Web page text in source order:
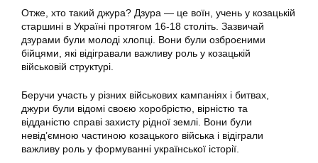
Отже, хто такий джура? Дзура — це воїн, учень у козацькій
старшині в Україні протягом 16-18 століть. Зазвичай
дзурами були молоді хлопці. Вони були озброєними
бійцями, які відігравали важливу роль у козацькій
військовій структурі.
Беручи участь у різних військових кампаніях і битвах,
джури були відомі своєю хоробрістю, вірністю та
відданістю справі захисту рідної землі. Вони були
невід’ємною частиною козацького війська і відіграли
важливу роль у формуванні української історії.